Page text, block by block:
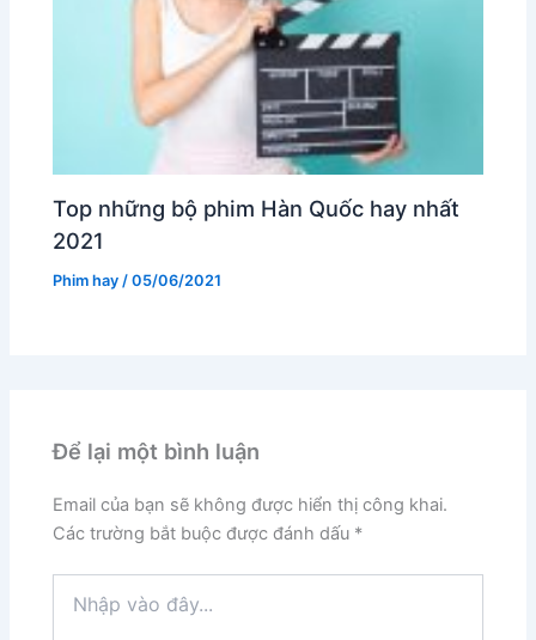
Top những bộ phim Hàn Quốc hay nhất
2021
Phim hay /05/06/2021
Để lại một bình luận
Email của bạn sẽ không được hiển thị công khai.
Các trường bắt buộc được đánh dấu *
vào